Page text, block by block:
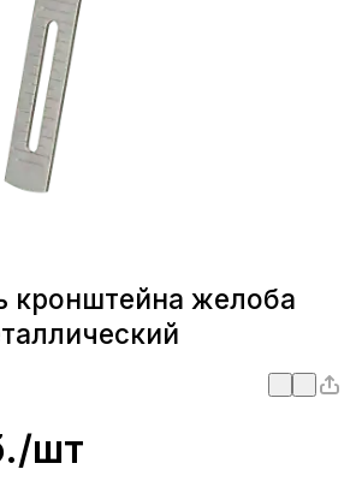
кронштейна желоба
шт